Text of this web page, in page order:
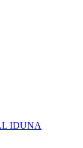
IDUNA